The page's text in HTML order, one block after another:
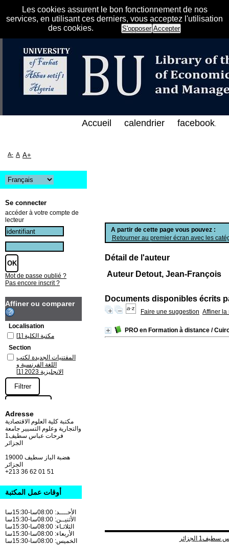
Les cookies assurent le bon fonctionnement de nos
services, en utilisant ces derniers, vous acceptez l'utilisation
des cookies.
S'opposer Accepter
الإلكتروني على الخط المباشر لمكتبة كلية
A partir de cette page vous pouvez :
Retourner au premier écran avec les
Détail de l'auteur
Auteur Detout, Jean-François
Documents disponibles écrits
Faire une suggestion Affiner la
PRO en Formation à distance /
Accueil calendrier facebook.
A- A A+
Se connecter
accéder à votre compte de
lecteur
Mot de passe oublié ?
Pas encore inscrit ?
Affiner ou comparer
Localisation
مكتبة الكلية [1]
Section
المقتنيات الجديدة لكتب
اللغة الفرنسية و
الانجليزية 2023
[1]
Adresse
مكتبة كلية العلوم الاقتصادية
والتجارية وعلوم التسيير جامعة
فرحات عباس سطيف1
الجزائر
19000 هضبة الباز سطيف
+213 36 62 01 51
أوقات عمل المكتبة
الأحــــد: 08:00سا-15:30سا
الأثنيــن: 08:00سا-15:30سا
الثلاثـاء: 08:00سا-15:30سا
الأربعاء: 08:00سا-15:30سا
الخميس: 08:00سا-15:30سا